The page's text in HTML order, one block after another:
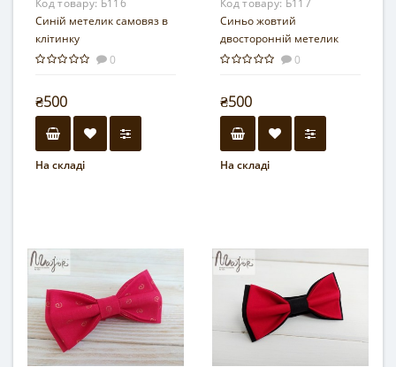
Синій метелик самовяз в
клітинку
0
₴500
На складі
Синьо жовтий
двосторонній метелик
самовяз
0
₴500
На складі